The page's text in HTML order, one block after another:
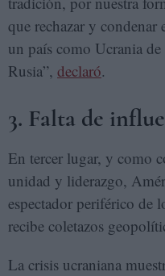
que rechazar y condenar
un país como Ucrania
Rusia”, declaró.
3. Falta de
En tercer lugar, y como
unidad y liderazgo,
espectador periférico de
recibe coletazos
La crisis ucraniana